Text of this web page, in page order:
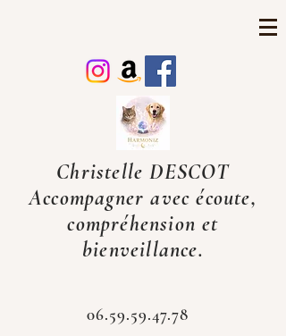
Christelle DESCOT
Accompagner avec écoute,
compréhension et
bienveillance.
06.59.59.47.78